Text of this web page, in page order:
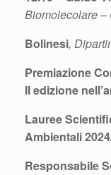
Biomolecolare–
Bolinesi,
Premiazione
II edizione
Lauree
Ambientali
Responsabile